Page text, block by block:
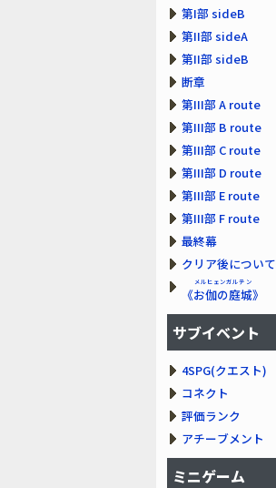
第I部 sideB
第II部 sideA
第II部 sideB
断章
第III部 A route
第III部 B route
第III部 C route
第III部 D route
第III部 E route
第III部 F route
最終幕
クリア後について
《お伽の庭城
メルヒェンガルテン
》
サブイベント
4SPG(クエスト)
コネクト
評価ランク
アチーブメント
ミニゲーム